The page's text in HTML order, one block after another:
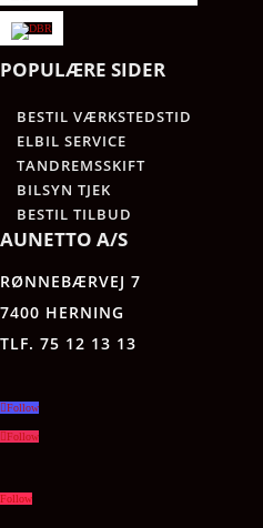
POPULÆRE SIDER
BESTIL VÆRKSTEDSTID
ELBIL SERVICE
TANDREMSSKIFT
BILSYN TJEK
BESTIL TILBUD
AUNETTO A/S
RØNNEBÆRVEJ 7
7400 HERNING
TLF. 75 12 13 13
Follow
Follow
Follow